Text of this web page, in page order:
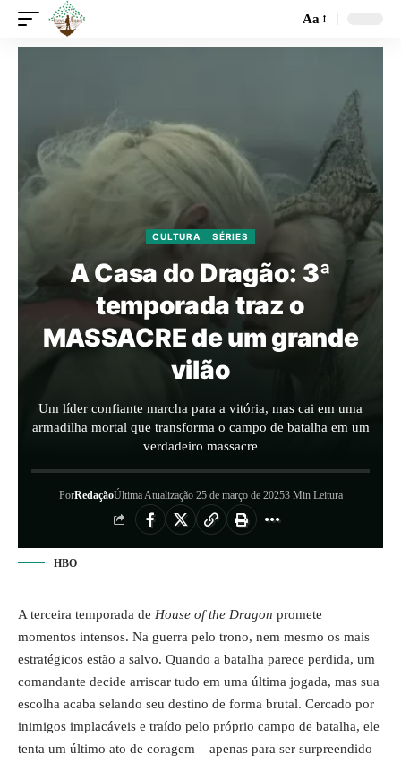
Aa
CULTURA SÉRIES
A Casa do Dragão: 3ª
temporada traz o
MASSACRE de um grande
vilão
Um líder confiante marcha para a vitória, mas cai em uma
armadilha mortal que transforma o campo de batalha em um
verdadeiro massacre
PorRedaçãoÚltima Atualização 25 de março de 20253 Min Leitura
HBO
A terceira temporada de House of the Dragon promete
momentos intensos. Na guerra pelo trono, nem mesmo os mais
estratégicos estão a salvo. Quando a batalha parece perdida, um
comandante decide arriscar tudo em uma última jogada, mas sua
escolha acaba selando seu destino de forma brutal. Cercado por
inimigos implacáveis e traído pelo próprio campo de batalha, ele
tenta um último ato de coragem – apenas para ser surpreendido